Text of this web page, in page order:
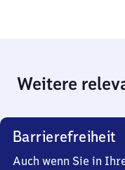
Weitere
Barrierefreiheit
Auch wenn Sie in